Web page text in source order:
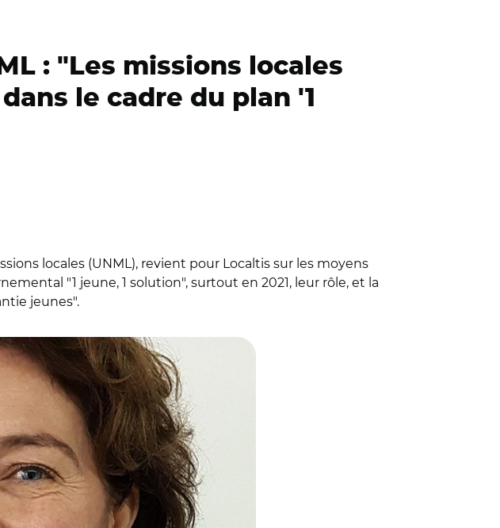
: "Les missions locales
le cadre du plan '1
locales (UNML), revient pour Localtis sur les moyens
"1 jeune, 1 solution", surtout en 2021, leur rôle, et la
jeunes".